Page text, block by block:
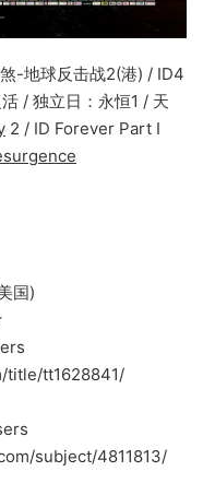
-地球反击战2(港) / ID4
/ 独立日：永恒1 / 天
2 / ID Forever Part I
国)
title/tt1628841/
subject/4811813/